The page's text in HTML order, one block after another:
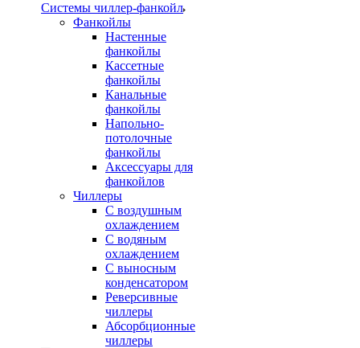
Системы чиллер-фанкойл
Фанкойлы
Настенные
фанкойлы
Кассетные
фанкойлы
Канальные
фанкойлы
Напольно-
потолочные
фанкойлы
Аксессуары для
фанкойлов
Чиллеры
С воздушным
охлаждением
С водяным
охлаждением
С выносным
конденсатором
Реверсивные
чиллеры
Абсорбционные
чиллеры